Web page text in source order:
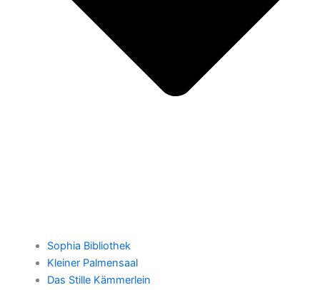
Sophia Bibliothek
Kleiner Palmensaal
Das Stille Kämmerlein